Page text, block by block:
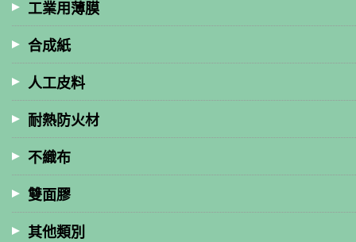
工業用薄膜
合成紙
人工皮料
耐熱防火材
不織布
雙面膠
其他類別